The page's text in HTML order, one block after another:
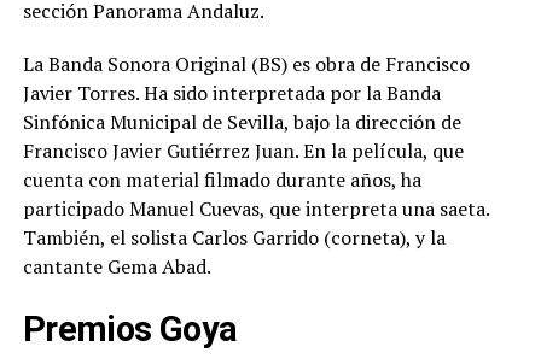
sección Panorama Andaluz.
La Banda Sonora Original (BS) es obra de Francisco
Javier Torres. Ha sido interpretada por la Banda
Sinfónica Municipal de Sevilla, bajo la dirección de
Francisco Javier Gutiérrez Juan. En la película, que
cuenta con material filmado durante años, ha
participado Manuel Cuevas, que interpreta una saeta.
También, el solista Carlos Garrido (corneta), y la
cantante Gema Abad.
Premios Goya